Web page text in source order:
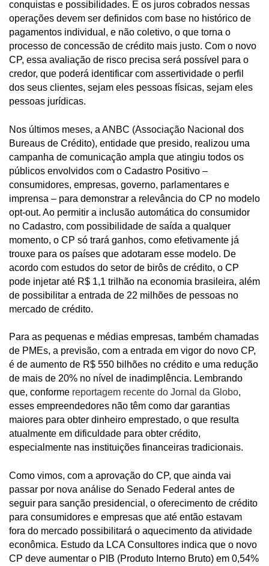
conquistas e possibilidades. E os juros cobrados nessas
operações devem ser definidos com base no histórico de
pagamentos individual, e não coletivo, o que torna o
processo de concessão de crédito mais justo. Com o novo
CP, essa avaliação de risco precisa será possível para o
credor, que poderá identificar com assertividade o perfil
dos seus clientes, sejam eles pessoas físicas, sejam eles
pessoas jurídicas.
Nos últimos meses, a ANBC (Associação Nacional dos
Bureaus de Crédito), entidade que presido, realizou uma
campanha de comunicação ampla que atingiu todos os
públicos envolvidos com o Cadastro Positivo –
consumidores, empresas, governo, parlamentares e
imprensa – para demonstrar a relevância do CP no modelo
opt-out. Ao permitir a inclusão automática do consumidor
no Cadastro, com possibilidade de saída a qualquer
momento, o CP só trará ganhos, como efetivamente já
trouxe para os países que adotaram esse modelo. De
acordo com estudos do setor de birôs de crédito, o CP
pode injetar até R$ 1,1 trilhão na economia brasileira, além
de possibilitar a entrada de 22 milhões de pessoas no
mercado de crédito.
Para as pequenas e médias empresas, também chamadas
de PMEs, a previsão, com a entrada em vigor do novo CP,
é de aumento de R$ 550 bilhões no crédito e uma redução
de mais de 20% no nível de inadimplência. Lembrando
que, conforme reportagem recente do Jornal da Globo,
esses empreendedores não têm como dar garantias
maiores para obter dinheiro emprestado, o que resulta
atualmente em dificuldade para obter crédito,
especialmente nas instituições financeiras tradicionais.
Como vimos, com a aprovação do CP, que ainda vai
passar por nova análise do Senado Federal antes de
seguir para sanção presidencial, o oferecimento de crédito
para consumidores e empresas que até então estavam
fora do mercado possibilitará o aquecimento da atividade
econômica. Estudo da LCA Consultores indica que o novo
CP deve aumentar o PIB (Produto Interno Bruto) em 0,54%